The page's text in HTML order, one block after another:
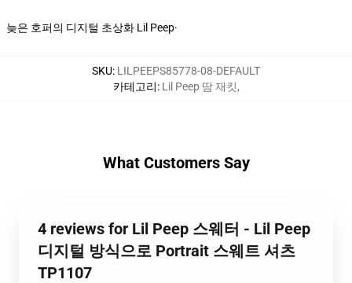
늦은 호퍼의 디지털 초상화 Lil Peep·
SKU: LILPEEPS85778-08-DEFAULT
카테고리: Lil Peep 땀 재킷,
What Customers Say
4 reviews for Lil Peep 스웨터 - Lil Peep
디지털 방식으로 Portrait 스웨트 셔츠
TP1107